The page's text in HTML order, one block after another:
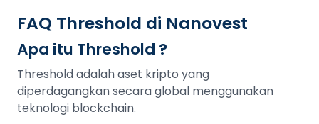
FAQ Threshold di Nanovest
Apa itu Threshold ?
Threshold adalah aset kripto yang
diperdagangkan secara global menggunakan
teknologi blockchain.